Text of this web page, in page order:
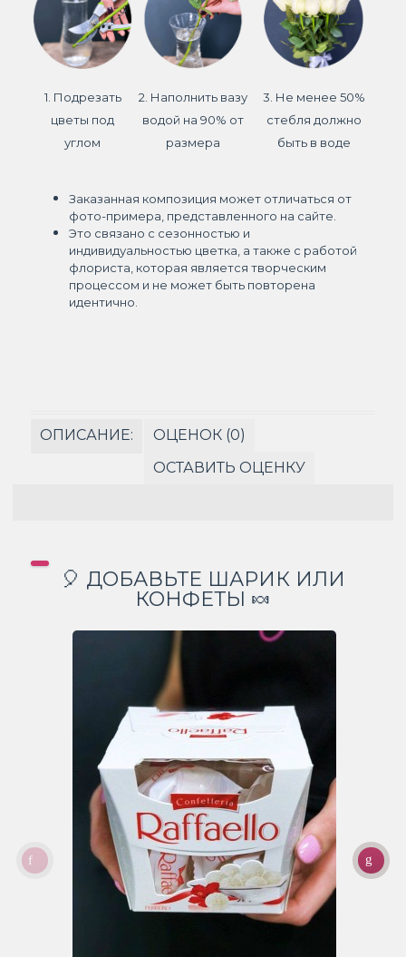
1. Подрезать
цветы под
углом
2. Наполнить вазу
водой на 90% от
размера
3. Не менее 50%
стебля должно
быть в воде
Заказанная композиция может отличаться от
фото-примера, представленного на сайте.
Это связано с сезонностью и
индивидуальностью цветка, а также с работой
флориста, которая является творческим
процессом и не может быть повторена
идентично.
ОПИСАНИЕ:
ОЦЕНОК (0)
ОСТАВИТЬ ОЦЕНКУ
🎈 ДОБАВЬТЕ ШАРИК ИЛИ
КОНФЕТЫ 🍬